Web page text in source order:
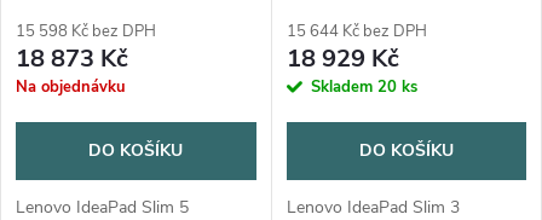
Intel int / W11H / Gray / 2R
15 598 Kč bez DPH
18 873 Kč
Na objednávku
DO KOŠÍKU
Lenovo IdeaPad Slim 5
IPS / AG / 300nitů / 65W /
WIN11 Home / šedá
15 644 Kč bez DPH
18 929 Kč
Skladem 20 ks
DO KOŠÍKU
Lenovo IdeaPad Slim 3